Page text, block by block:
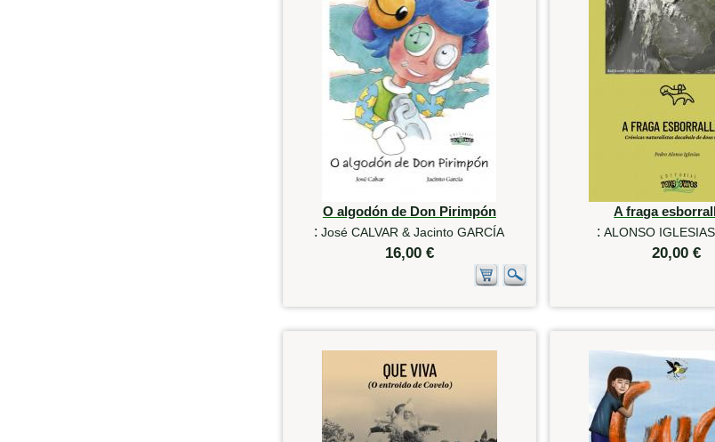
O algodón de Don Pirimpón
:José CALVAR & Jacinto GARCÍA
16,00 €
A fraga
:ALONSO
20,00 €